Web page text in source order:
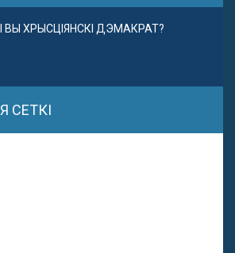
ВЫ ХРЫСЦІЯНСКІ ДЭМАКРАТ?
СЕТКІ